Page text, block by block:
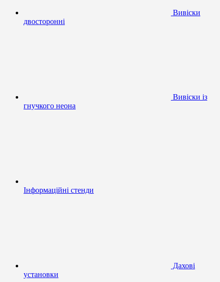
Вивіски
двосторонні
Вивіски із
гнучкого неона
Інформаційні стенди
Дахові
установки